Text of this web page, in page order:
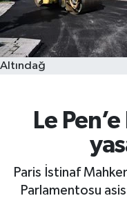
Altındağ
Le
Paris İstinaf
Parlamentosu